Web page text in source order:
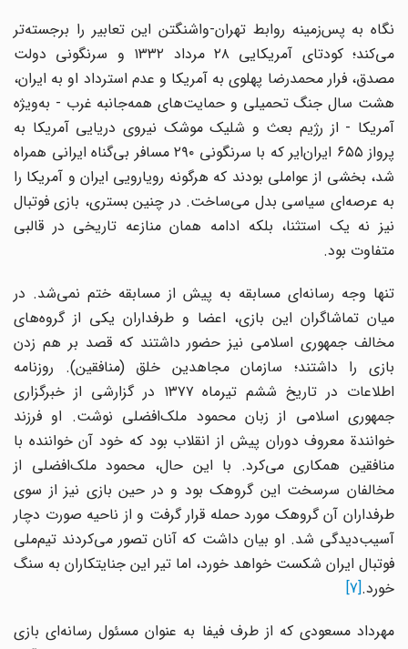
نگاه به پس‌زمینه روابط تهران-واشنگتن این تعابیر را برجسته‌تر
می‌کند؛ کودتای آمریکایی ۲۸ مرداد ۱۳۳۲ و سرنگونی دولت
مصدق، فرار محمدرضا پهلوی به آمریکا و عدم استرداد او به ایران،
هشت سال جنگ تحمیلی و حمایت‌های همه‌جانبه غرب - به‌ویژه
آمریکا - از رژیم بعث و شلیک موشک نیروی دریایی آمریکا به
پرواز ۶۵۵ ایران‌ایر که با سرنگونی ۲۹۰ مسافر بی‌گناه ایرانی همراه
شد، بخشی از عواملی بودند که هرگونه رویارویی ایران و آمریکا را
به عرصه‌ای سیاسی بدل می‌ساخت. در چنین بستری، بازی فوتبال
نیز نه یک استثنا، بلکه ادامه همان منازعه تاریخی در قالبی
متفاوت بود.
تنها وجه رسانه‌ای مسابقه به پیش از مسابقه ختم نمی‌شد. در
میان تماشاگران این بازی، اعضا و طرفداران یکی از گروه‌های
مخالف جمهوری اسلامی نیز حضور داشتند که قصد بر هم زدن
بازی را داشتند؛ سازمان مجاهدین خلق (منافقین). روزنامه
اطلاعات در تاریخ ششم تیرماه ۱۳۷۷ در گزارشی از خبرگزاری
جمهوری اسلامی از زبان محمود ملک‌افضلی نوشت. او فرزند
خوانندة معروف دوران پیش از انقلاب بود که خود آن خواننده با
منافقین همکاری می‌کرد. با این حال، محمود ملک‌افضلی از
مخالفان سرسخت این گروهک بود و در حین بازی نیز از سوی
طرفداران آن گروهک مورد حمله قرار گرفت و از ناحیه صورت دچار
آسیب‌دیدگی شد. او بیان داشت که آنان تصور می‌کردند تیم‌ملی
فوتبال ایران شکست خواهد خورد، اما تیر این جنایتکاران به سنگ
خورد.[7]
مهرداد مسعودی که از طرف فیفا به عنوان مسئول رسانه‌ای بازی